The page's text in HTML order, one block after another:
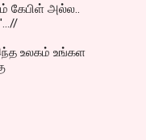
கேபிள் அல்ல..
உலகம் உங்கள